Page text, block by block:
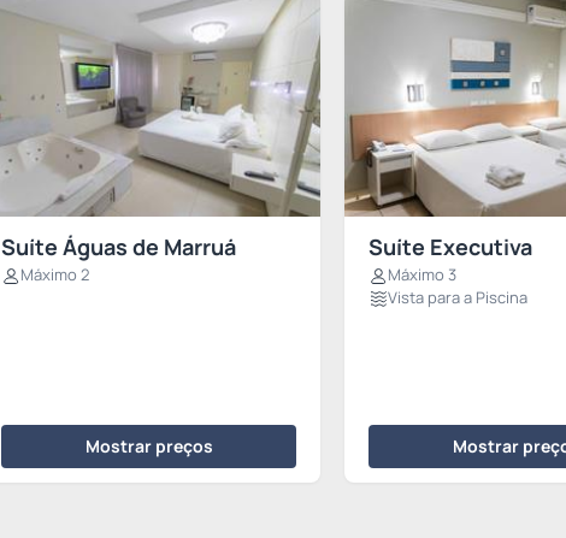
Suíte Águas de Marruá
Máximo 2
Mostrar preços
Suíte Executiva
Máximo 3
Vista para a Piscina
Mostrar